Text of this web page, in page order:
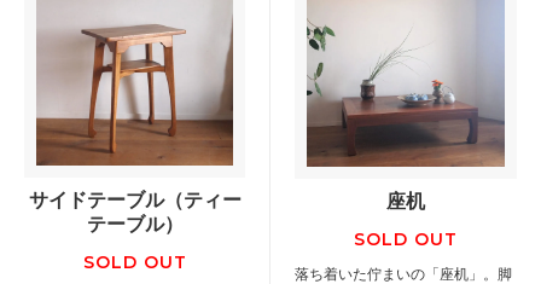
サイドテーブル（ティー
テーブル）
SOLD OUT
座机
SOLD OUT
落ち着いた佇まいの「座机」。脚